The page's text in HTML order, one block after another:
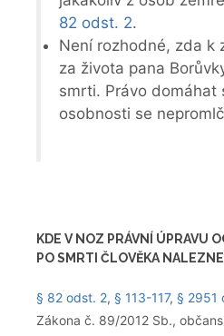
82 odst. 2.
Není rozhodné, zda k
za života pana
smrti. Právo domáhat
osobnosti se
KDE V NOZ PRÁVNÍ ÚPRAVU
PO SMRTI ČLOVĚKA
§ 82 odst. 2, § 113-117, § 2951
Zákona č. 89/2012 Sb.,